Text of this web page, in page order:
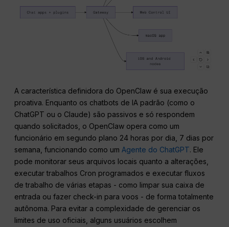
A característica definidora do OpenClaw é sua execução
proativa. Enquanto os chatbots de IA padrão (como o
ChatGPT ou o Claude) são passivos e só respondem
quando solicitados, o OpenClaw opera como um
funcionário em segundo plano 24 horas por dia, 7 dias por
semana, funcionando como umAgente do ChatGPT. Ele
pode monitorar seus arquivos locais quanto a alterações,
executar trabalhos Cron programados e executar fluxos
de trabalho de várias etapas - como limpar sua caixa de
entrada ou fazer check-in para voos - de forma totalmente
autônoma. Para evitar a complexidade de gerenciar os
limites de uso oficiais, alguns usuários escolhem